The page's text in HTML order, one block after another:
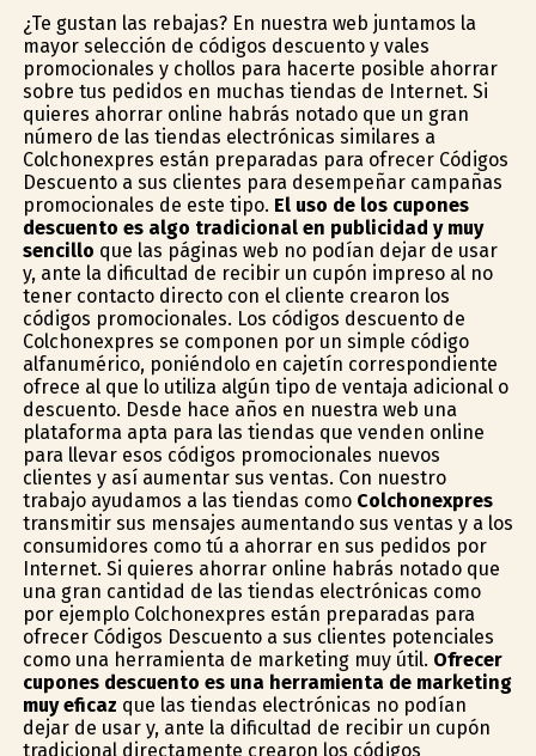
¿Te gustan las rebajas? En nuestra web juntamos la
mayor selección de códigos descuento y vales
promocionales y chollos para hacerte posible ahorrar
sobre tus pedidos en muchas tiendas de Internet. Si
quieres ahorrar online habrás notado que un gran
número de las tiendas electrónicas similares a
Colchonexpres están preparadas para ofrecer Códigos
Descuento a sus clientes para desempeñar campañas
promocionales de este tipo. El uso de los cupones
descuento es algo tradicional en publicidad y muy
sencillo que las páginas web no podían dejar de usar
y, ante la dificultad de recibir un cupón impreso al no
tener contacto directo con el cliente crearon los
códigos promocionales. Los códigos descuento de
Colchonexpres se componen por un simple código
alfanumérico, poniéndolo en cajetín correspondiente
ofrece al que lo utiliza algún tipo de ventaja adicional o
descuento. Desde hace años en nuestra web una
plataforma apta para las tiendas que venden online
para llevar esos códigos promocionales nuevos
clientes y así aumentar sus ventas. Con nuestro
trabajo ayudamos a las tiendas como Colchonexpres
transmitir sus mensajes aumentando sus ventas y a los
consumidores como tú a ahorrar en sus pedidos por
Internet. Si quieres ahorrar online habrás notado que
una gran cantidad de las tiendas electrónicas como
por ejemplo Colchonexpres están preparadas para
ofrecer Códigos Descuento a sus clientes potenciales
como una herramienta de marketing muy útil. Ofrecer
cupones descuento es una herramienta de marketing
muy eficaz que las tiendas electrónicas no podían
dejar de usar y, ante la dificultad de recibir un cupón
tradicional directamente crearon los códigos